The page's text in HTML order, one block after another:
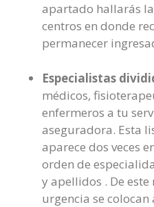
apartado hallarás
centros en donde
permanecer
Especialistas
médicos,
enfermeros a tu
aseguradora. Esta
aparece dos veces
orden de
y apellidos . De
urgencia se